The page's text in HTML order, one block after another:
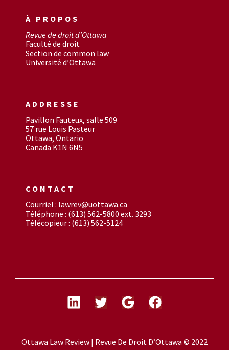
À PROPOS
Revue de droit d’Ottawa
Faculté de droit
Section de common law
Université d’Ottawa
ADDRESSE
Pavillon Fauteux, salle 509
57 rue Louis Pasteur
Ottawa, Ontario
Canada K1N 6N5
CONTACT
Courriel : lawrev@uottawa.ca
Téléphone : (613) 562-5800 ext. 3293
Télécopieur : (613) 562-5124
Ottawa Law Review | Revue De Droit D’Ottawa © 2022